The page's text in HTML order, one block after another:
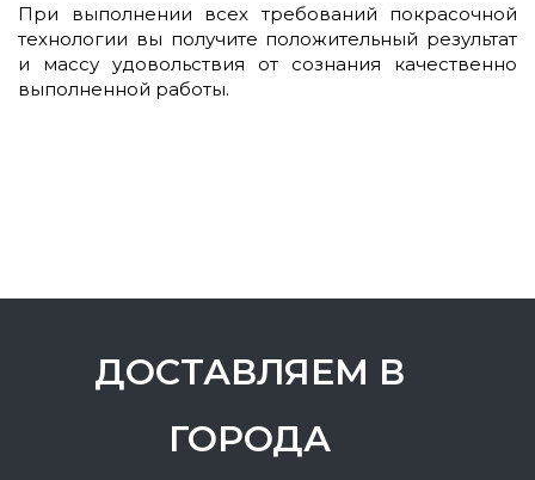
При выполнении всех требований покрасочной
технологии вы получите положительный результат
и массу удовольствия от сознания качественно
выполненной работы.
ДОСТАВЛЯЕМ В
ГОРОДА